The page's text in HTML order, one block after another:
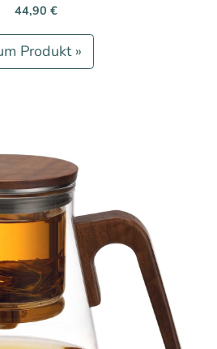
44,90 €
Produkt »